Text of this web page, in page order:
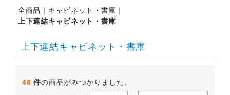
全商品
キャビネット・書庫
上下連結キャビネット・書庫
上下連結キャビネット・書庫
46 件の商品がみつかりました。